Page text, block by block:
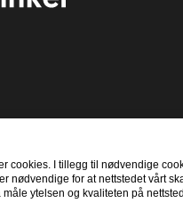
cookies. I tillegg til nødvendige
nødvendige for at nettstedet vårt
ytelsen og kvaliteten på